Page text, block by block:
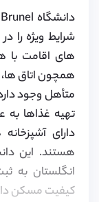
شرایط ویژه را
های اقامت با
همچون اتاق ها،
متأهل وجود
تهیه غذاها
دارای
هستند. این
انگلستان به
کیفیت مسکن